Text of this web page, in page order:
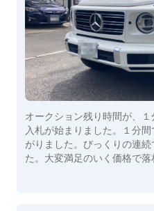
オークション残り時間が、
入札が始まりました。１分
がりました。びっくりの連
た。大変満足のいく価格で落